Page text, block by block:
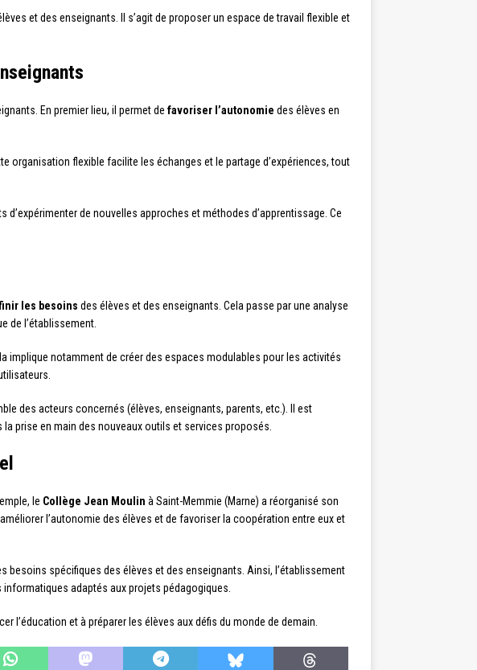
et des enseignants. Il s’agit de proposer un espace de travail flexible et
En premier lieu, il permet de favoriser l’autonomie des élèves en
organisation flexible facilite les échanges et le partage d’expériences, tout
d’expérimenter de nouvelles approches et méthodes d’apprentissage. Ce
les besoins des élèves et des enseignants. Cela passe par une analyse
de l’établissement.
implique notamment de créer des espaces modulables pour les activités
des acteurs concernés (élèves, enseignants, parents, etc.). Il est
prise en main des nouveaux outils et services proposés.
le Collège Jean Moulin à Saint-Memmie (Marne) a réorganisé son
l’autonomie des élèves et de favoriser la coopération entre eux et
besoins spécifiques des élèves et des enseignants. Ainsi, l’établissement
adaptés aux projets pédagogiques.
l’éducation et à préparer les élèves aux défis du monde de demain.